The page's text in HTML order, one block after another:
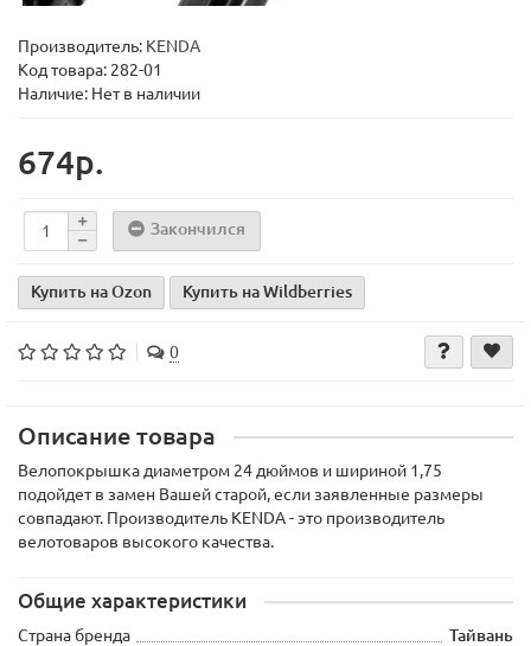
Производитель: KENDA
Код товара: 282-01
Наличие: Нет в наличии
674р.
Закончился
Купить на Ozon Купить на Wildberries
0
Описание товара
Велопокрышка диаметром 24 дюймов и шириной 1,75
подойдет в замен Вашей старой, если заявленные размеры
совпадают. Производитель KENDA - это производитель
велотоваров высокого качества.
Общие характеристики
Страна бренда
Тайвань